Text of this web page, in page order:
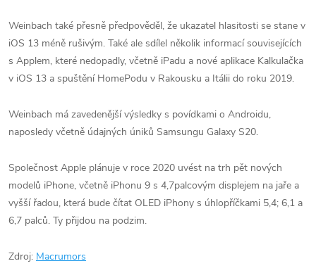
Weinbach také přesně předpověděl, že ukazatel hlasitosti se stane v
iOS 13 méně rušivým. Také ale sdílel několik informací souvisejících
s Applem, které nedopadly, včetně iPadu a nové aplikace Kalkulačka
v iOS 13 a spuštění HomePodu v Rakousku a Itálii do roku 2019.
Weinbach má zavedenější výsledky s povídkami o Androidu,
naposledy včetně údajných úniků Samsungu Galaxy S20.
Společnost Apple plánuje v roce 2020 uvést na trh pět nových
modelů iPhone, včetně iPhonu 9 s 4,7palcovým displejem na jaře a
vyšší řadou, která bude čítat OLED iPhony s úhlopříčkami 5,4; 6,1 a
6,7 palců. Ty přijdou na podzim.
Zdroj: Macrumors